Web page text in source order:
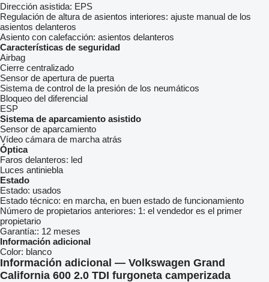
Dirección asistida: EPS
Regulación de altura de asientos interiores: ajuste manual de los
asientos delanteros
Asiento con calefacción: asientos delanteros
Características de seguridad
Airbag
Cierre centralizado
Sensor de apertura de puerta
Sistema de control de la presión de los neumáticos
Bloqueo del diferencial
ESP
Sistema de aparcamiento asistido
Sensor de aparcamiento
Vídeo cámara de marcha atrás
Óptica
Faros delanteros: led
Luces antiniebla
Estado
Estado: usados
Estado técnico: en marcha, en buen estado de funcionamiento
Número de propietarios anteriores: 1: el vendedor es el primer
propietario
Garantía:: 12 meses
Información adicional
Color: blanco
Información adicional — Volkswagen Grand
California 600 2.0 TDI furgoneta camperizada